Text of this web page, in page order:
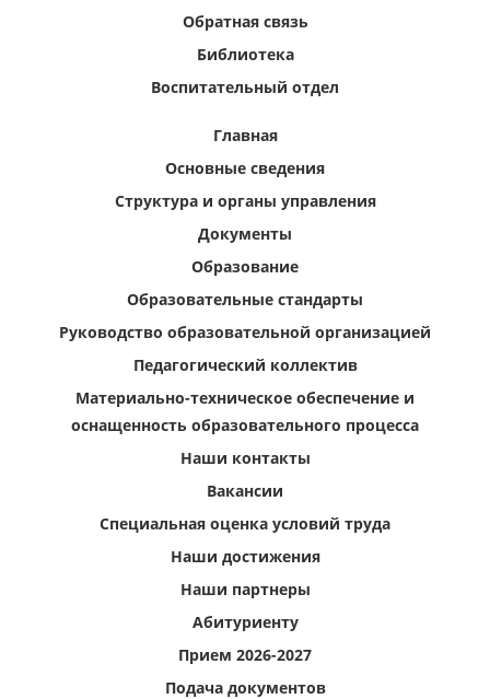
Обратная связь
Библиотека
Воспитательный отдел
Главная
Основные сведения
Структура и органы управления
Документы
Образование
Образовательные стандарты
Руководство образовательной организацией
Педагогический коллектив
Материально-техническое обеспечение и
оснащенность образовательного процесса
Наши контакты
Вакансии
Специальная оценка условий труда
Наши достижения
Наши партнеры
Абитуриенту
Прием 2026-2027
Подача документов